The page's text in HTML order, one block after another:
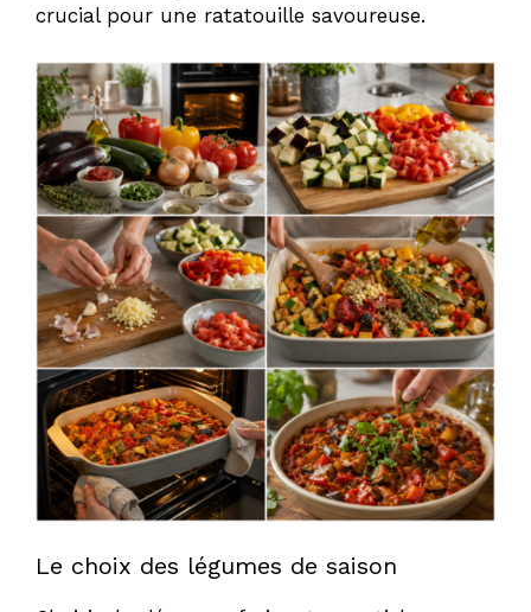
d
e
o
crucial pour une ratatouille savoureuse.
Le choix des légumes de saison